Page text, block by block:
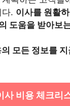
. 이사를 원활
도움을 받아보
모든 정보를
사 비용 체크리